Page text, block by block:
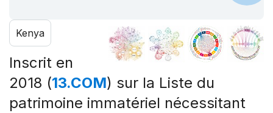
Kenya
Inscrit en
2018 (13.COM) sur la Liste du
patrimoine immatériel nécessitant